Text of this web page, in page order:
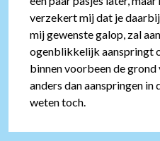
verzekert mij dat je
mij gewenste galop, zal
ogenblikkelijk aanspringt
binnen voorbeen de grond
anders dan aanspringen
weten toch.